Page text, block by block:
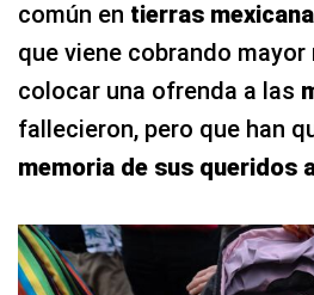
común en tierras
que viene cobrando
colocar una ofrenda a las
fallecieron, pero que han
memoria de sus queridos